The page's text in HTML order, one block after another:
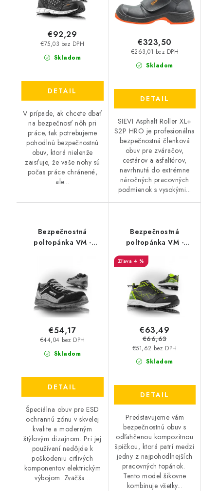
Skladom
€75,03 bez DPH
€92,29
DETAIL
V prípade, ak chcete dbať
na bezpečnosť nôh pri
práce, tak potrebujeme
pohodlnú bezpečnostnú
obuv, ktorá nielenže
zaisťuje, že vaše nohy sú
počas práce chránené,
ale...
Skladom
€263,01 bez DPH
€323,50
DETAIL
SIEVI Asphalt Roller XL+
S2P HRO je profesionálna
bezpečnostná členková
obuv pre zváračov,
cestárov a asfaltérov,
navrhnutá do extrémne
náročných pracovných
podmienok s vysokými...
Bezpečnostná
poltopánka VM -
Skladom
€44,04 bez DPH
€54,17
DETAIL
Špeciálna obuv pre ESD
ochrannú zónu v skvelej
kvalite a moderným
štýlovým dizajnom. Pri jej
používaní nedôjde k
poškodeniu citlivých
komponentov elektrickým
výbojom. Zväčša...
Bezpečnostná
poltopánka VM -
Mallorca 4785-S1P
4 %
Skladom
€51,62 bez DPH
€63,49
€66,63
DETAIL
Predstavujeme vám
bezpečnostnú obuv s
odľahčenou kompozitnou
špičkou, ktorá patrí medzi
jedny z najpohodlnejších
pracovných topánok.
Tento model šikovne
kombinuje všetky...